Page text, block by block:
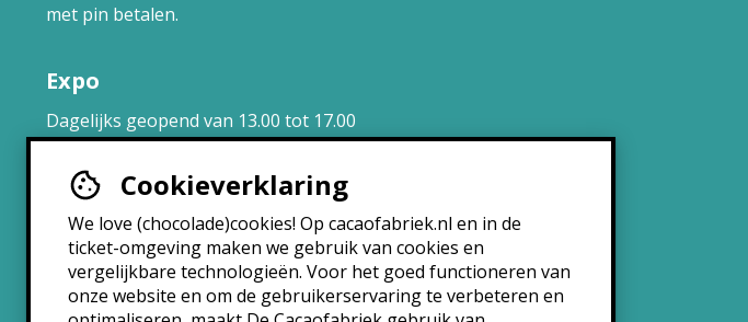
Cookieverklaring
We love (chocolade)cookies! Op cacaofabriek.nl en in de
ticket-omgeving maken we gebruik van cookies en
vergelijkbare technologieën. Voor het goed functioneren van
onze website en om de gebruikerservaring te verbeteren en
met pin betalen.
Expo
Dagelijks geopend van 13.00 tot 17.00
uur.
Brasserie
Maandag: 10:30 – 22:30
Dinsdag: 10:30 – 22:30
Woensdag: 10:30 – 22:30